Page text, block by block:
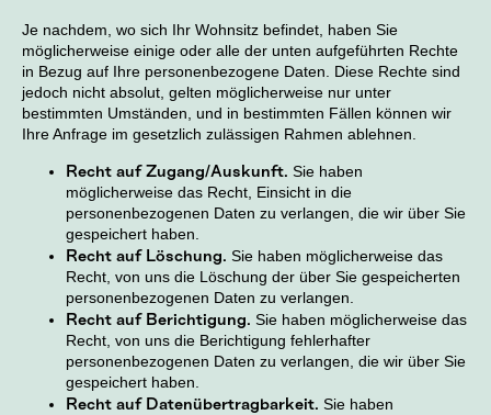
Je nachdem, wo sich Ihr Wohnsitz befindet, haben Sie
möglicherweise einige oder alle der unten aufgeführten Rechte
in Bezug auf Ihre personenbezogene Daten. Diese Rechte sind
jedoch nicht absolut, gelten möglicherweise nur unter
bestimmten Umständen, und in bestimmten Fällen können wir
Ihre Anfrage im gesetzlich zulässigen Rahmen ablehnen.
Recht auf Zugang/Auskunft. Sie haben
möglicherweise das Recht, Einsicht in die
personenbezogenen Daten zu verlangen, die wir über Sie
gespeichert haben.
Recht auf Löschung. Sie haben möglicherweise das
Recht, von uns die Löschung der über Sie gespeicherten
personenbezogenen Daten zu verlangen.
Recht auf Berichtigung. Sie haben möglicherweise das
Recht, von uns die Berichtigung fehlerhafter
personenbezogenen Daten zu verlangen, die wir über Sie
gespeichert haben.
Recht auf Datenübertragbarkeit. Sie haben